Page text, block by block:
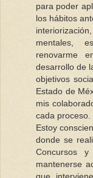
para poder
los hábitos
mentales,
renovarme
desarrollo de
objetivos
Estado de
mis
cada proceso.
Estoy
donde se
Concursos
mantenerse